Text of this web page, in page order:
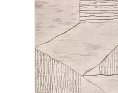
Apie mus